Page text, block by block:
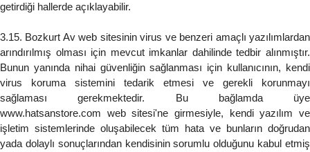
getirdiği hallerde açıklayabilir.
3.15. Bozkurt Av web sitesinin virus ve benzeri amaçlı yazılımlardan
arındırılmış olması için mevcut imkanlar dahilinde tedbir alınmıştır.
Bunun yanında nihai güvenliğin sağlanması için kullanıcının, kendi
virus koruma sistemini tedarik etmesi ve gerekli korunmayı
sağlaması gerekmektedir. Bu bağlamda üye
www.hatsanstore.com web sitesi'ne girmesiyle, kendi yazılım ve
işletim sistemlerinde oluşabilecek tüm hata ve bunların doğrudan
yada dolaylı sonuçlarından kendisinin sorumlu olduğunu kabul etmiş